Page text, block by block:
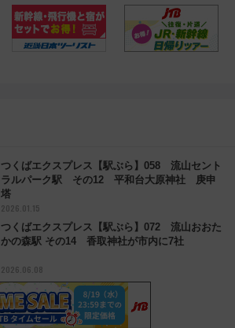
つくばエクスプレス【駅ぶら】058 流山セント
ラルパーク駅 その12 平和台大原神社 庚申
塔
2026.01.15
つくばエクスプレス【駅ぶら】072 流山おおた
かの森駅 その14 香取神社が市内に7社
2026.06.08